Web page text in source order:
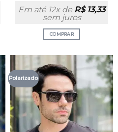
Em até 12x de R$13,33
sem juros
COMPRAR
Polarizado